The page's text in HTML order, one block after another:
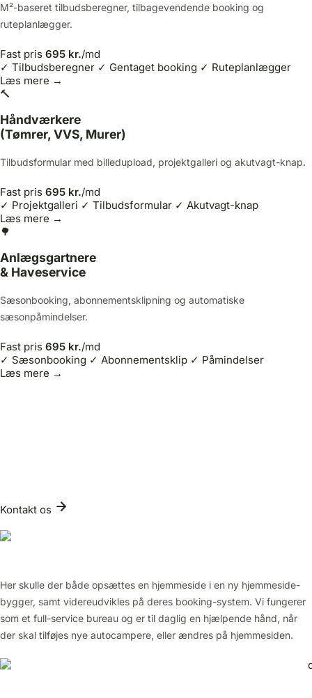
M²-baseret tilbudsberegner, tilbagevendende booking og
ruteplanlægger.
Fast pris 695 kr./md
✓ Tilbudsberegner ✓ Gentaget booking ✓ Ruteplanlægger
Læs mere →
🔨
Håndværkere
(Tømrer, VVS, Murer)
Tilbudsformular med billedupload, projektgalleri og akutvagt-knap.
Fast pris 695 kr./md
✓ Projektgalleri ✓ Tilbudsformular ✓ Akutvagt-knap
Læs mere →
🌳
Anlægsgartnere
& Haveservice
Sæsonbooking, abonnementsklipning og automatiske
sæsonpåmindelser.
Fast pris 695 kr./md
✓ Sæsonbooking ✓ Abonnementsklip ✓ Påmindelser
Læs mere →
Kontakt os
Her skulle der både opsættes en hjemmeside i en ny hjemmeside-
bygger, samt videreudvikles på deres booking-system. Vi fungerer
som et full-service bureau og er til daglig en hjælpende hånd, når
der skal tilføjes nye autocampere, eller ændres på hjemmesiden.